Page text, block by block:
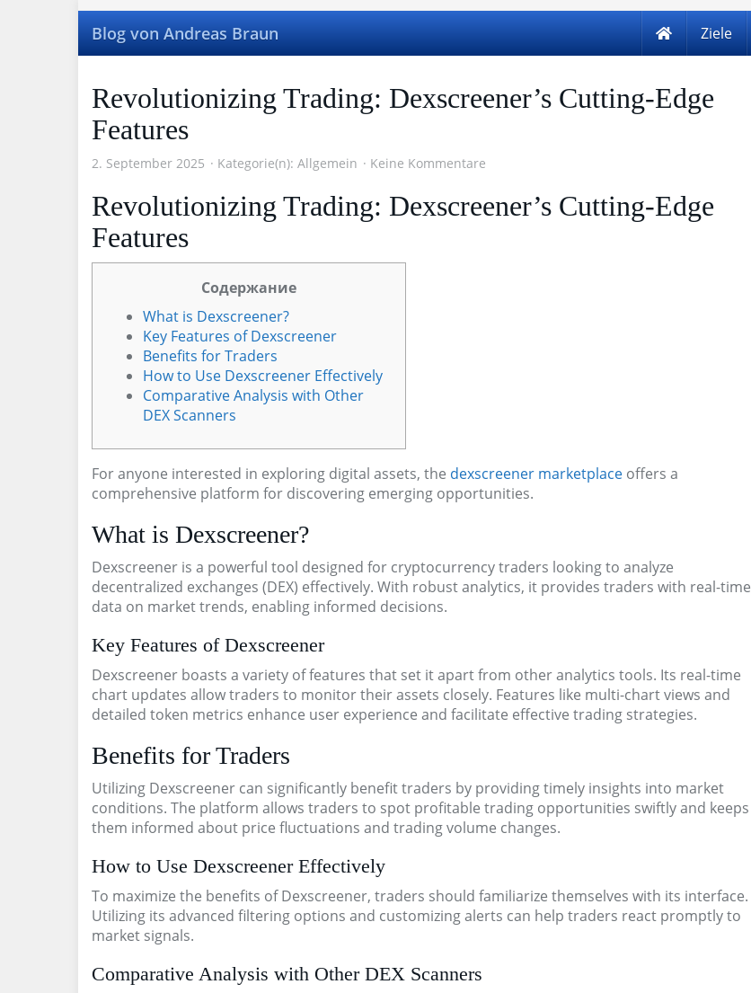
Blog von Andreas Braun Ziele
Revolutionizing Trading: Dexscreener’s Cutting-Edge
Features
2. September 2025 Kategorie(n): Allgemein Keine Kommentare
Revolutionizing Trading: Dexscreener’s Cutting-Edge
Features
Содержание
What is Dexscreener?
Key Features of Dexscreener
Benefits for Traders
How to Use Dexscreener Effectively
Comparative Analysis with Other
DEX Scanners
For anyone interested in exploring digital assets, the dexscreener marketplace offers a
comprehensive platform for discovering emerging opportunities.
What is Dexscreener?
Dexscreener is a powerful tool designed for cryptocurrency traders looking to analyze
decentralized exchanges (DEX) effectively. With robust analytics, it provides traders with real-time
data on market trends, enabling informed decisions.
Key Features of Dexscreener
Dexscreener boasts a variety of features that set it apart from other analytics tools. Its real-time
chart updates allow traders to monitor their assets closely. Features like multi-chart views and
detailed token metrics enhance user experience and facilitate effective trading strategies.
Benefits for Traders
Utilizing Dexscreener can significantly benefit traders by providing timely insights into market
conditions. The platform allows traders to spot profitable trading opportunities swiftly and keeps
them informed about price fluctuations and trading volume changes.
How to Use Dexscreener Effectively
To maximize the benefits of Dexscreener, traders should familiarize themselves with its interface.
Utilizing its advanced filtering options and customizing alerts can help traders react promptly to
market signals.
Comparative Analysis with Other DEX Scanners